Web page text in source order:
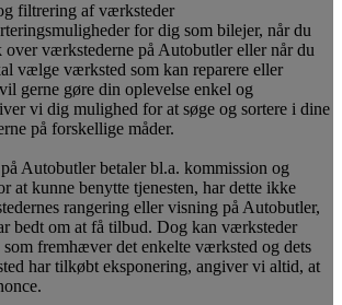
filtrering af værksteder
for dig som bilejer, når du
over værkstederne på Autobutler eller når du
vælge værksted som kan reparere eller
gerne gøre din oplevelse enkel og
vi dig mulighed for at søge og sortere i dine
på forskellige måder.
Autobutler betaler bl.a. kommission og
at kunne benytte tjenesten, har dette ikke
rangering eller visning på Autobutler,
bedt om at få tilbud. Dog kan værksteder
fremhæver det enkelte værksted og dets
har tilkøbt eksponering, angiver vi altid, at